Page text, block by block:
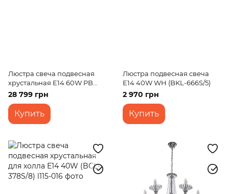
Люстра свеча подвесная
хрустальная E14 60W PB
(BCL-342S/6)
28 799 грн
Купить
Люстра подвесная свеча
E14 40W WH (BKL-666S/5)
2 970 грн
Купить